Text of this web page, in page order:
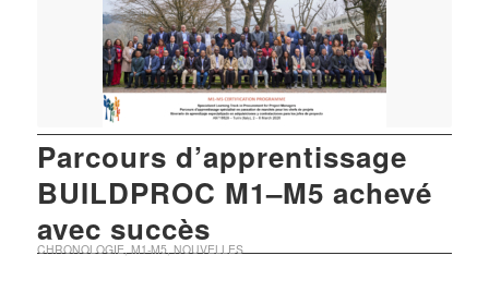
Parcours d’apprentissage
BUILDPROC M1–M5 achevé
avec succès
CHRONOLOGIE,M1-M5,NOUVELLES